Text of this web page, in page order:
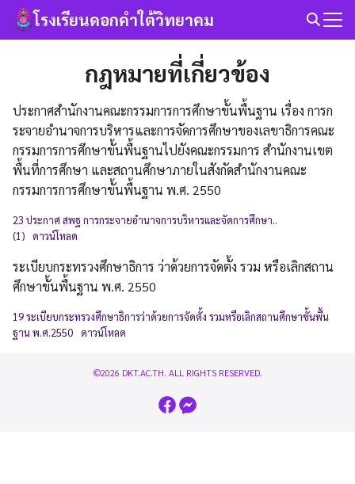
Skip
โรงเรียนดอกคำใต้วิทยาคม
กฎหมายที่เกี่ยวข้อง
ประกาศสำนักงานคณะกรรมการการศึกษาขั้นพื้นฐาน เรื่อง การก
ระจายอำนาจการบริหารและการจัดการศึกษาของเลขาธิการคณะ
กรรมการการศึกษาขั้นพื้นฐานไปยังคณะกรรมการ สำนักงานเขต
พื้นที่การศึกษา และสถานศึกษาภายในสังกัดสำนักงานคณะ
กรรมการการศึกษาขั้นพื้นฐาน พ.ศ. 2550
23 ประกาศ สพฐ การกระจายอำนาจการบริหารและจัดการศึกษา..
(1)
ดาวน์โหลด
ระเบียบกระทรวงศึกษาธิการ ว่าด้วยการจัดตั้ง รวม หรือเลิกสถาน
ศึกษาขั้นพื้นฐาน พ.ศ. 2550
19 ระเบียบกระทรวงศึกษาธิการว่าด้วยการจัดตั้ง รวมหรือเลิกสถานศึกษาขั้นพื้น
ฐาน พ.ศ.2550
ดาวน์โหลด
©2026 DKT.AC.TH. ALL RIGHTS RESERVED.